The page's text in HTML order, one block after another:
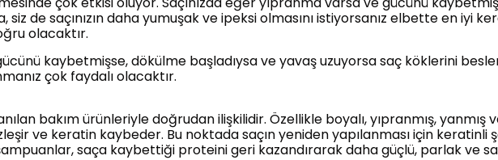
siz de saçınızın daha yumuşak ve ipeksi olmasını istiyorsanız elbette en iyi
olacaktır.
kaybetmişse, dökülme başladıysa ve yavaş uzuyorsa saç köklerini
çok faydalı olacaktır.
bakım ürünleriyle doğrudan ilişkilidir. Özellikle boyalı, yıpranmış, yanmış
ve keratin kaybeder. Bu noktada saçın yeniden yapılanması için
saça kaybettiği proteini geri kazandırarak daha güçlü, parlak ve